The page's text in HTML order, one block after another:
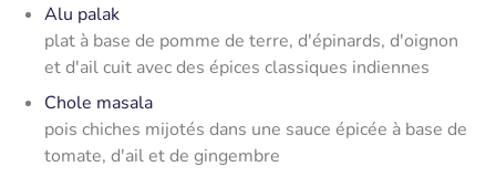
Alu palak
plat à base de pomme de terre, d'épinards, d'oignon
et d'ail cuit avec des épices classiques indiennes
Chole masala
pois chiches mijotés dans une sauce épicée à base de
tomate, d'ail et de gingembre